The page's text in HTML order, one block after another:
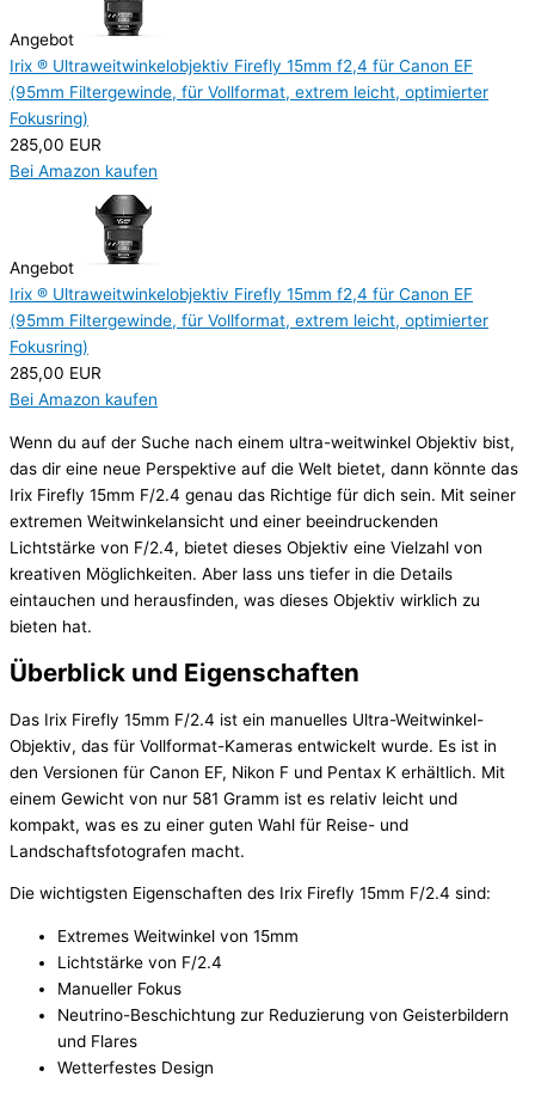
Angebot
Irix ® Ultraweitwinkelobjektiv Firefly 15mm f2,4 für Canon EF
(95mm Filtergewinde, für Vollformat, extrem leicht, optimierter
Fokusring)
285,00 EUR
Bei Amazon kaufen
Angebot
Irix ® Ultraweitwinkelobjektiv Firefly 15mm f2,4 für Canon EF
(95mm Filtergewinde, für Vollformat, extrem leicht, optimierter
Fokusring)
285,00 EUR
Bei Amazon kaufen
Wenn du auf der Suche nach einem ultra-weitwinkel Objektiv bist,
das dir eine neue Perspektive auf die Welt bietet, dann könnte das
Irix Firefly 15mm F/2.4 genau das Richtige für dich sein. Mit seiner
extremen Weitwinkelansicht und einer beeindruckenden
Lichtstärke von F/2.4, bietet dieses Objektiv eine Vielzahl von
kreativen Möglichkeiten. Aber lass uns tiefer in die Details
eintauchen und herausfinden, was dieses Objektiv wirklich zu
bieten hat.
Überblick und Eigenschaften
Das Irix Firefly 15mm F/2.4 ist ein manuelles Ultra-Weitwinkel-
Objektiv, das für Vollformat-Kameras entwickelt wurde. Es ist in
den Versionen für Canon EF, Nikon F und Pentax K erhältlich. Mit
einem Gewicht von nur 581 Gramm ist es relativ leicht und
kompakt, was es zu einer guten Wahl für Reise- und
Landschaftsfotografen macht.
Die wichtigsten Eigenschaften des Irix Firefly 15mm F/2.4 sind:
Extremes Weitwinkel von 15mm
Lichtstärke von F/2.4
Manueller Fokus
Neutrino-Beschichtung zur Reduzierung von Geisterbildern
und Flares
Wetterfestes Design